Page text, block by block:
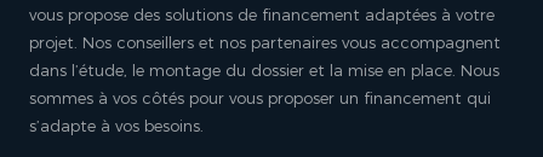
vous propose des solutions de financement adaptées à votre
projet. Nos conseillers et nos partenaires vous accompagnent
dans l’étude, le montage du dossier et la mise en place. Nous
sommes à vos côtés pour vous proposer un financement qui
s’adapte à vos besoins.